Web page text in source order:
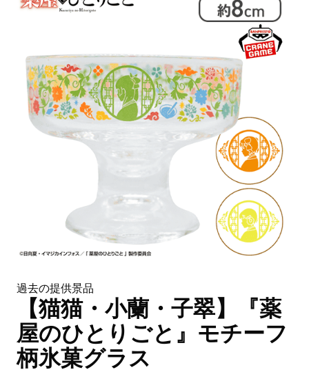
過去の提供景品
【猫猫・小蘭・子翠】『薬
屋のひとりごと』モチーフ
柄氷菓グラス